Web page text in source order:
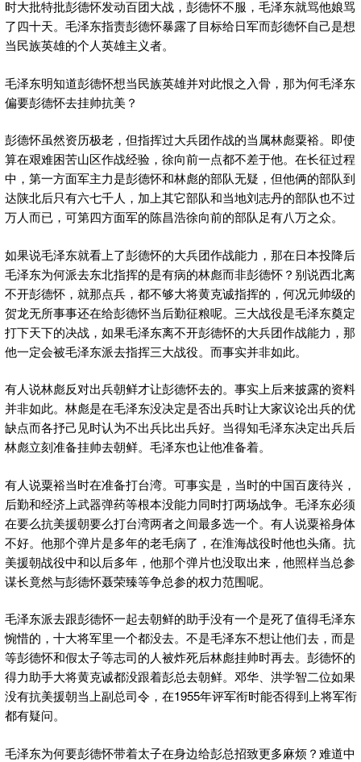
时大批特批彭德怀发动百团大战，彭德怀不服，毛泽东就骂他娘骂
了四十天。毛泽东指责彭德怀暴露了目标给日军而彭德怀自己是想
当民族英雄的个人英雄主义者。
毛泽东明知道彭德怀想当民族英雄并对此恨之入骨，那为何毛泽东
偏要彭德怀去挂帅抗美？
彭德怀虽然资历极老，但指挥过大兵团作战的当属林彪粟裕。即使
算在艰难困苦山区作战经验，徐向前一点都不差于他。在长征过程
中，第一方面军主力是彭德怀和林彪的部队无疑，但他俩的部队到
达陕北后只有六七千人，加上其它部队和当地刘志丹的部队也不过
万人而已，可第四方面军的陈昌浩徐向前的部队足有八万之众。
如果说毛泽东就看上了彭德怀的大兵团作战能力，那在日本投降后
毛泽东为何派去东北指挥的是有病的林彪而非彭德怀？别说西北离
不开彭德怀，就那点兵，都不够大将黄克诚指挥的，何况元帅级的
贺龙无所事事还在给彭德怀当后勤征粮呢。三大战役是毛泽东奠定
打下天下的决战，如果毛泽东离不开彭德怀的大兵团作战能力，那
他一定会被毛泽东派去指挥三大战役。而事实并非如此。
有人说林彪反对出兵朝鲜才让彭德怀去的。事实上后来披露的资料
并非如此。林彪是在毛泽东没决定是否出兵时让大家议论出兵的优
缺点而各抒己见时认为不出兵比出兵好。当得知毛泽东决定出兵后
林彪立刻准备挂帅去朝鲜。毛泽东也让他准备着。
有人说粟裕当时在准备打台湾。可事实是，当时的中国百废待兴，
后勤和经济上武器弹药等根本没能力同时打两场战争。毛泽东必须
在要么抗美援朝要么打台湾两者之间最多选一个。有人说粟裕身体
不好。他那个弹片是多年的老毛病了，在淮海战役时他也头痛。抗
美援朝战役中和以后多年，他那个弹片也没取出来，他照样当总参
谋长竟然与彭德怀聂荣臻等争总参的权力范围呢。
毛泽东派去跟彭德怀一起去朝鲜的助手没有一个是死了值得毛泽东
惋惜的，十大将军里一个都没去。不是毛泽东不想让他们去，而是
等彭德怀和假太子等志司的人被炸死后林彪挂帅时再去。彭德怀的
得力助手大将黄克诚都没跟着彭总去朝鲜。邓华、洪学智二位如果
没有抗美援朝当上副总司令，在1955年评军衔时能否得到上将军衔
都有疑问。
毛泽东为何要彭德怀带着太子在身边给彭总招致更多麻烦？难道中